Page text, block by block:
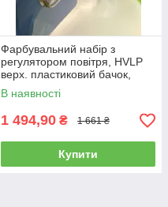
Фарбувальний набір з
регулятором повітря, HVLP
верх. пластиковий бачок,
форс. 1.3, 1.7 мм AUARITA
KIT-H-827
В наявності
1 494,90 ₴ 1 661 ₴
Купити